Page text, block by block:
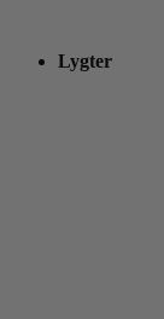
Lygter